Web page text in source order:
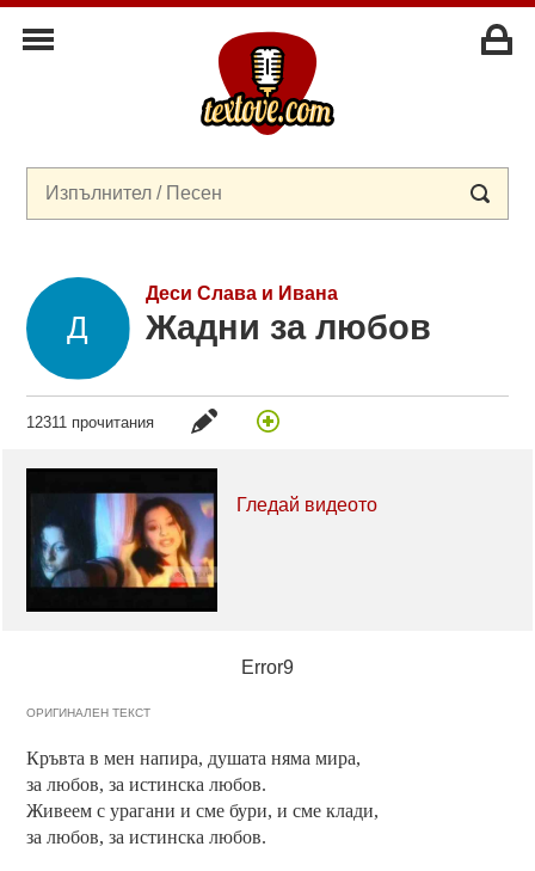
Деси Слава и Ивана
Жадни за любов
12311 прочитания
Гледай видеото
Error9
ОРИГИНАЛЕН ТЕКСТ
Кръвта в мен напира, душата няма мира,
за любов, за истинска любов.
Живеем с урагани и сме бури, и сме клади,
за любов, за истинска любов.